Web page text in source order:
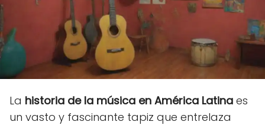
La historia de la música en América Latina es
un vasto y fascinante tapiz que entrelaza